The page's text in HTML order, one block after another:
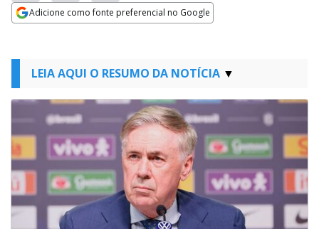
Adicione como fonte preferencial no Google
LEIA AQUI O RESUMO DA NOTÍCIA